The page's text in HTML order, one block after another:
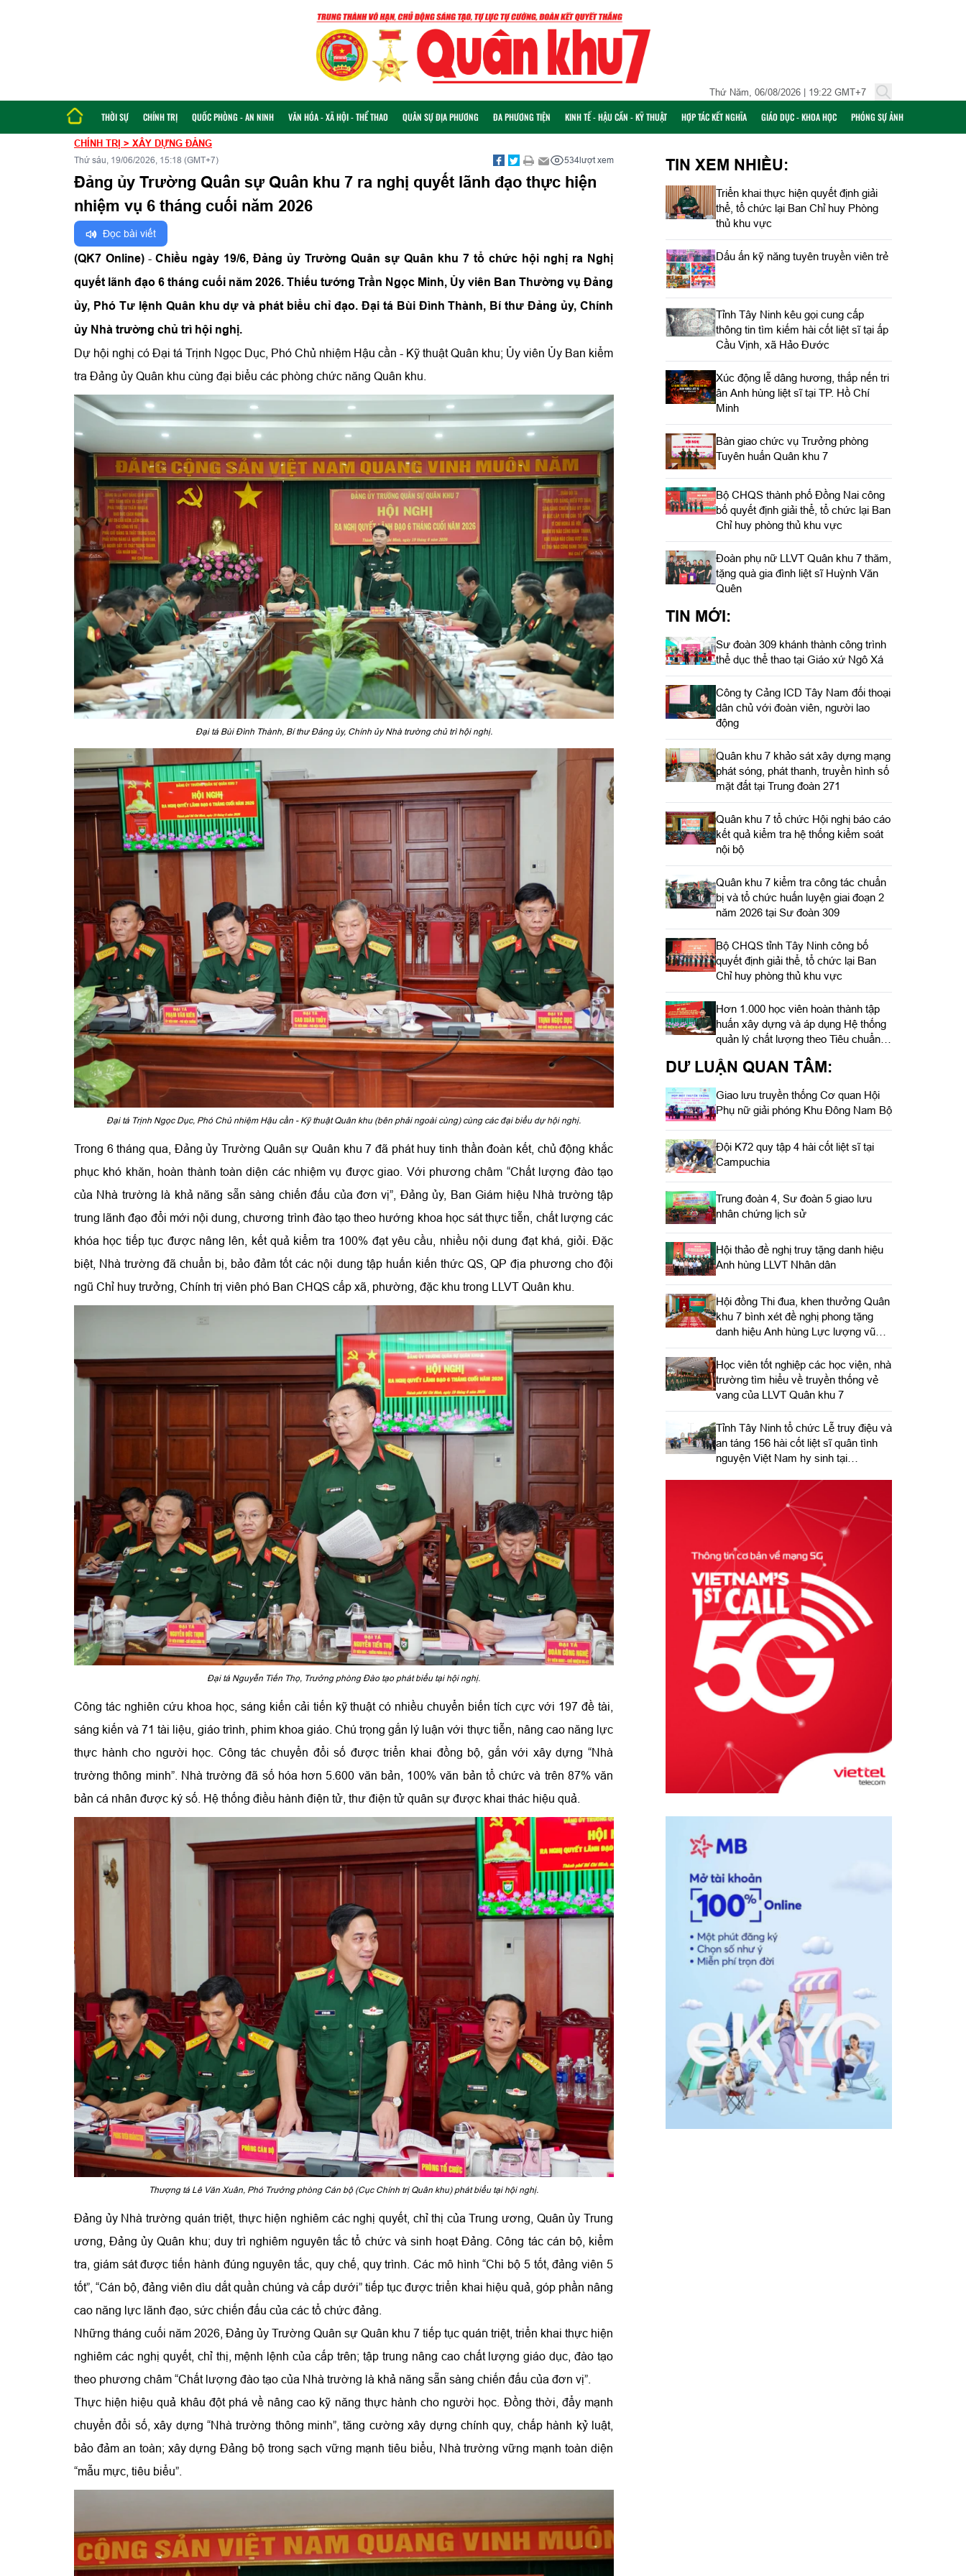
Thứ Năm, 06/08/2026 | 19:22 GMT+7
THỜI SỰ CHÍNH TRỊ QUỐC PHÒNG - AN NINH VĂN HÓA - XÃ HỘI - THỂ THAO QUÂN SỰ ĐỊA PHƯƠNG ĐA PHƯƠNG TIỆN KINH TẾ - HẬU CẦN - KỸ THUẬT HỢP TÁC KẾT NGHĨA GIÁO DỤC - KHOA HỌC PHÓNG SỰ ẢNH
CHÍNH TRỊ > XÂY DỰNG ĐẢNG
Thứ sáu, 19/06/2026, 15:18 (GMT+7) 534lượt xem
Đảng ủy Trường Quân sự Quân khu 7 ra nghị quyết lãnh đạo thực hiện
nhiệm vụ 6 tháng cuối năm 2026
Đọc bài viết
(QK7 Online) - Chiều ngày 19/6, Đảng ủy Trường Quân sự Quân khu 7 tổ chức hội nghị ra Nghị
quyết lãnh đạo 6 tháng cuối năm 2026. Thiếu tướng Trần Ngọc Minh, Ủy viên Ban Thường vụ Đảng
ủy, Phó Tư lệnh Quân khu dự và phát biểu chỉ đạo. Đại tá Bùi Đình Thành, Bí thư Đảng ủy, Chính
ủy Nhà trường chủ trì hội nghị.
Dự hội nghị có Đại tá Trịnh Ngọc Dục, Phó Chủ nhiệm Hậu cần - Kỹ thuật Quân khu; Ủy viên Ủy Ban kiểm
tra Đảng ủy Quân khu cùng đại biểu các phòng chức năng Quân khu.
Đại tá Bùi Đình Thành, Bí thư Đảng ủy, Chính ủy Nhà trường chủ trì hội nghị.
Đại tá Trịnh Ngọc Dục, Phó Chủ nhiệm Hậu cần - Kỹ thuật Quân khu (bên phải ngoài cùng) cùng các đại biểu dự hội nghị.
Trong 6 tháng qua, Đảng ủy Trường Quân sự Quân khu 7 đã phát huy tinh thần đoàn kết, chủ động khắc
phục khó khăn, hoàn thành toàn diện các nhiệm vụ được giao. Với phương châm “Chất lượng đào tạo
của Nhà trường là khả năng sẵn sàng chiến đấu của đơn vị”, Đảng ủy, Ban Giám hiệu Nhà trường tập
trung lãnh đạo đổi mới nội dung, chương trình đào tạo theo hướng khoa học sát thực tiễn, chất lượng các
khóa học tiếp tục được nâng lên, kết quả kiểm tra 100% đạt yêu cầu, nhiều nội dung đạt khá, giỏi. Đặc
biệt, Nhà trường đã chuẩn bị, bảo đảm tốt các nội dung tập huấn kiến thức QS, QP địa phương cho đội
ngũ Chỉ huy trưởng, Chính trị viên phó Ban CHQS cấp xã, phường, đặc khu trong LLVT Quân khu.
Đại tá Nguyễn Tiến Thọ, Trưởng phòng Đào tạo phát biểu tại hội nghị.
Công tác nghiên cứu khoa học, sáng kiến cải tiến kỹ thuật có nhiều chuyển biến tích cực với 197 đề tài,
sáng kiến và 71 tài liệu, giáo trình, phim khoa giáo. Chú trọng gắn lý luận với thực tiễn, nâng cao năng lực
thực hành cho người học. Công tác chuyển đổi số được triển khai đồng bộ, gắn với xây dựng “Nhà
trường thông minh”. Nhà trường đã số hóa hơn 5.600 văn bản, 100% văn bản tổ chức và trên 87% văn
bản cá nhân được ký số. Hệ thống điều hành điện tử, thư điện tử quân sự được khai thác hiệu quả.
Thượng tá Lê Văn Xuân, Phó Trưởng phòng Cán bộ (Cục Chính trị Quân khu) phát biểu tại hội nghị.
Đảng ủy Nhà trường quán triệt, thực hiện nghiêm các nghị quyết, chỉ thị của Trung ương, Quân ủy Trung
ương, Đảng ủy Quân khu; duy trì nghiêm nguyên tắc tổ chức và sinh hoạt Đảng. Công tác cán bộ, kiểm
tra, giám sát được tiến hành đúng nguyên tắc, quy chế, quy trình. Các mô hình “Chi bộ 5 tốt, đảng viên 5
tốt”, “Cán bộ, đảng viên dìu dắt quần chúng và cấp dưới” tiếp tục được triển khai hiệu quả, góp phần nâng
cao năng lực lãnh đạo, sức chiến đấu của các tổ chức đảng.
Những tháng cuối năm 2026, Đảng ủy Trường Quân sự Quân khu 7 tiếp tục quán triệt, triển khai thực hiện
nghiêm các nghị quyết, chỉ thị, mệnh lệnh của cấp trên; tập trung nâng cao chất lượng giáo dục, đào tạo
theo phương châm “Chất lượng đào tạo của Nhà trường là khả năng sẵn sàng chiến đấu của đơn vị”.
Thực hiện hiệu quả khâu đột phá về nâng cao kỹ năng thực hành cho người học. Đồng thời, đẩy mạnh
chuyển đổi số, xây dựng “Nhà trường thông minh”, tăng cường xây dựng chính quy, chấp hành kỷ luật,
bảo đảm an toàn; xây dựng Đảng bộ trong sạch vững mạnh tiêu biểu, Nhà trường vững mạnh toàn diện
“mẫu mực, tiêu biểu”.
TIN XEM NHIỀU:
Triển khai thực hiện quyết định giải
thể, tổ chức lại Ban Chỉ huy Phòng
thủ khu vực
Dấu ấn kỹ năng tuyên truyền viên trẻ
Tỉnh Tây Ninh kêu gọi cung cấp
thông tin tìm kiếm hài cốt liệt sĩ tại ấp
Cầu Vịnh, xã Hảo Đước
Xúc động lễ dâng hương, thắp nến tri
ân Anh hùng liệt sĩ tại TP. Hồ Chí
Minh
Bàn giao chức vụ Trưởng phòng
Tuyên huấn Quân khu 7
Bộ CHQS thành phố Đồng Nai công
bố quyết định giải thể, tổ chức lại Ban
Chỉ huy phòng thủ khu vực
Đoàn phụ nữ LLVT Quân khu 7 thăm,
tặng quà gia đình liệt sĩ Huỳnh Văn
Quên
TIN MỚI:
Sư đoàn 309 khánh thành công trình
thể dục thể thao tại Giáo xứ Ngô Xá
Công ty Cảng ICD Tây Nam đối thoại
dân chủ với đoàn viên, người lao
động
Quân khu 7 khảo sát xây dựng mạng
phát sóng, phát thanh, truyền hình số
mặt đất tại Trung đoàn 271
Quân khu 7 tổ chức Hội nghị báo cáo
kết quả kiểm tra hệ thống kiểm soát
nội bộ
Quân khu 7 kiểm tra công tác chuẩn
bị và tổ chức huấn luyện giai đoạn 2
năm 2026 tại Sư đoàn 309
Bộ CHQS tỉnh Tây Ninh công bố
quyết định giải thể, tổ chức lại Ban
Chỉ huy phòng thủ khu vực
Hơn 1.000 học viên hoàn thành tập
huấn xây dựng và áp dụng Hệ thống
quản lý chất lượng theo Tiêu chuẩn
DƯ LUẬN QUAN TÂM:
Giao lưu truyền thống Cơ quan Hội
Phụ nữ giải phóng Khu Đông Nam Bộ
Đội K72 quy tập 4 hài cốt liệt sĩ tại
Campuchia
Trung đoàn 4, Sư đoàn 5 giao lưu
nhân chứng lịch sử
Hội thảo đề nghị truy tặng danh hiệu
Anh hùng LLVT Nhân dân
Hội đồng Thi đua, khen thưởng Quân
khu 7 bình xét đề nghị phong tặng
danh hiệu Anh hùng Lực lượng vũ
trang nhân dân
Học viên tốt nghiệp các học viện, nhà
trường tìm hiểu về truyền thống vẻ
vang của LLVT Quân khu 7
​Tỉnh Tây Ninh tổ chức Lễ truy điệu và
an táng 156 hài cốt liệt sĩ quân tình
nguyện Việt Nam hy sinh tại